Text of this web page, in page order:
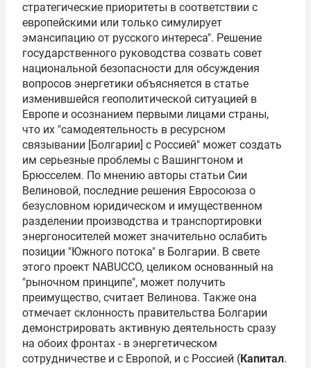
стратегические приоритеты в соответствии с
европейскими или только симулирует
эмансипацию от русского интереса". Решение
государственного руководства созвать совет
национальной безопасности для обсуждения
вопросов энергетики объясняется в статье
изменившейся геополитической ситуацией в
Европе и осознанием первыми лицами страны,
что их "самодеятельность в ресурсном
связывании [Болгарии] с Россией" может создать
им серьезные проблемы с Вашингтоном и
Брюсселем. По мнению авторы статьи Сии
Велиновой, последние решения Евросоюза о
безусловном юридическом и имущественном
разделении производства и транспортировки
энергоносителей может значительно ослабить
позиции "Южного потока" в Болгарии. В свете
этого проект NABUCCO, целиком основанный на
"рыночном принципе", может получить
преимущество, считает Велинова. Также она
отмечает склонность правительства Болгарии
демонстрировать активную деятельность сразу
на обоих фронтах - в энергетическом
сотрудничестве и с Европой, и с Россией (Капитал.